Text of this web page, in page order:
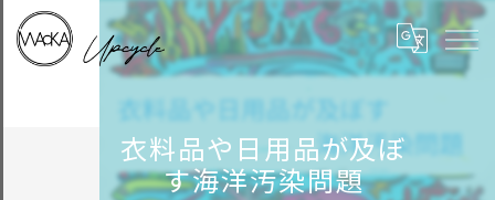
衣料品や日用品が及ぼ
す海洋汚染問題